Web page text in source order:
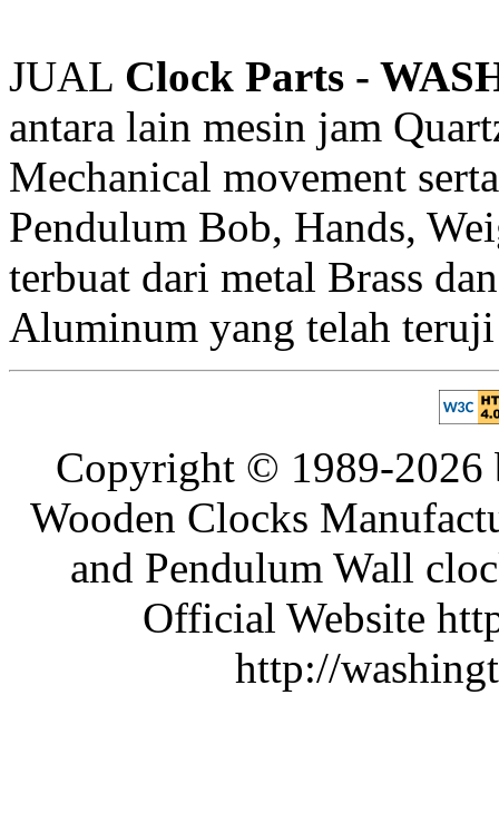
JUAL Clock Parts -
antara lain mesin jam
Mechanical movement
Pendulum Bob, Hands,
terbuat dari metal Brass
Aluminum yang telah
Copyright © 1989-2026
Wooden Clocks
and Pendulum Wall
Official Website
http://